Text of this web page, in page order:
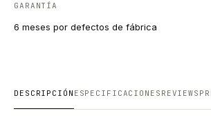
GARANTÍA
6 meses por defectos de fábrica
DESCRIPCIÓN ESPECIFICACIONES REVIEWS